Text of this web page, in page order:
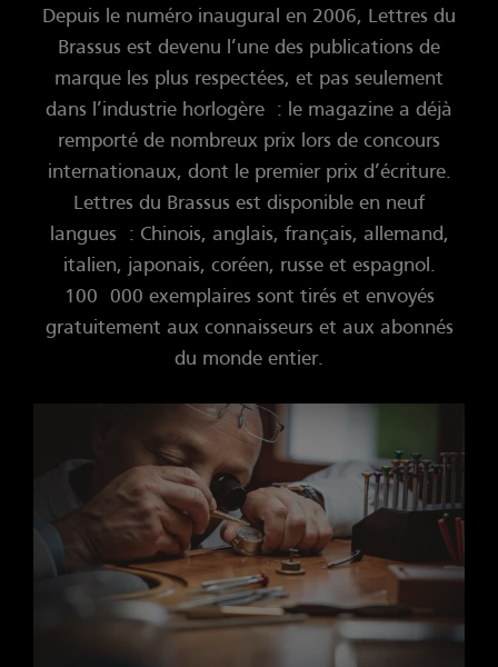
Depuis le numéro inaugural en 2006, Lettres du
Brassus est devenu l’une des publications de
marque les plus respectées, et pas seulement
dans l’industrie horlogère : le magazine a déjà
remporté de nombreux prix lors de concours
internationaux, dont le premier prix d’écriture.
Lettres du Brassus est disponible en neuf
langues : Chinois, anglais, français, allemand,
italien, japonais, coréen, russe et espagnol.
100 000 exemplaires sont tirés et envoyés
gratuitement aux connaisseurs et aux abonnés
du monde entier.